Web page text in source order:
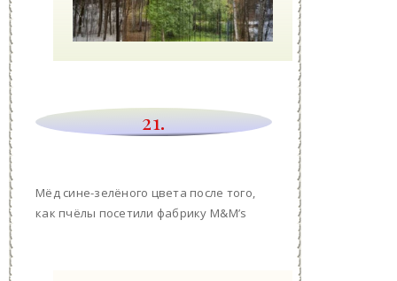
21.
Мёд сине-зелёного цвета после того,
как пчёлы посетили фабрику M&M’s